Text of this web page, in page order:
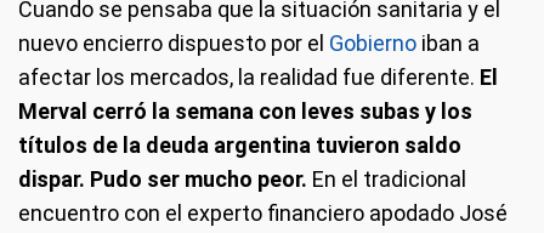
Cuando se pensaba que la situación sanitaria y el
nuevo encierro dispuesto por el Gobierno iban a
afectar los mercados, la realidad fue diferente. El
Merval cerró la semana con leves subas y los
títulos de la deuda argentina tuvieron saldo
dispar. Pudo ser mucho peor. En el tradicional
encuentro con el experto financiero apodado José